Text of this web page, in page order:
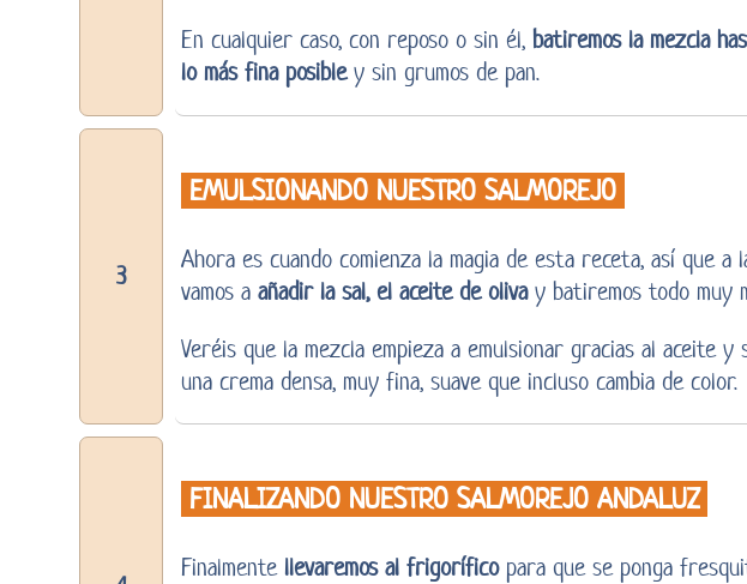
En cualquier caso, con reposo o sin él, batiremos la mezcla
lo más fina posibley sin grumos de pan.
3
EMULSIONANDO NUESTRO SALMOREJO
Ahora es cuando comienza la magia de esta receta, así que a
vamos a añadir la sal, el aceite de olivay batiremos todo muy
Veréis que la mezcla empieza a emulsionar gracias al aceite
una crema densa, muy fina, suave que incluso cambia de color.
FINALIZANDO NUESTRO SALMOREJO ANDALUZ
Finalmentellevaremos al frigoríficopara que se ponga